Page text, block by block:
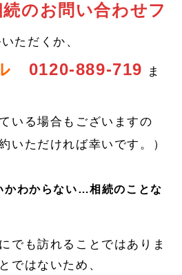
続のお問い合わせフ
ただくか、
0120-889-719
ま
いる場合もございますの
いただければ幸いです。）
かわからない…相続のことな
でも訪れることではありま
ではないため、